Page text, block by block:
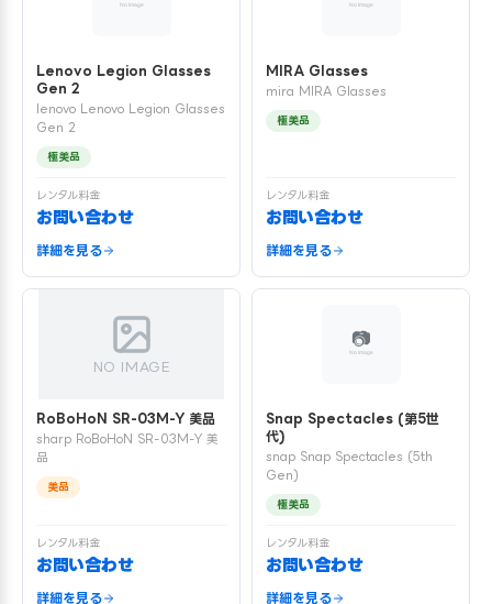
Lenovo Legion Glasses
Gen 2
lenovo Lenovo Legion Glasses
Gen 2
極美品
レンタル料金
お問い合わせ
詳細を見る
MIRA Glasses
mira MIRA Glasses
極美品
レンタル料金
お問い合わせ
詳細を見る
NO IMAGE
RoBoHoN SR-03M-Y 美品
sharp RoBoHoN SR-03M-Y 美
品
美品
レンタル料金
お問い合わせ
詳細を見る
Snap Spectacles (第5世
代)
snap Snap Spectacles (5th
Gen)
極美品
レンタル料金
お問い合わせ
詳細を見る